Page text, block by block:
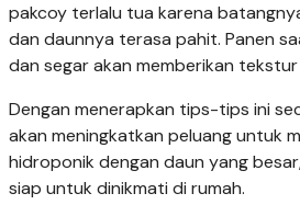
pakcoy terlalu tua karena
dan daunnya terasa pahit. Panen
dan segar akan memberikan
Dengan menerapkan tips-tips ini
akan meningkatkan peluang untuk
hidroponik dengan daun yang
siap untuk dinikmati di rumah.